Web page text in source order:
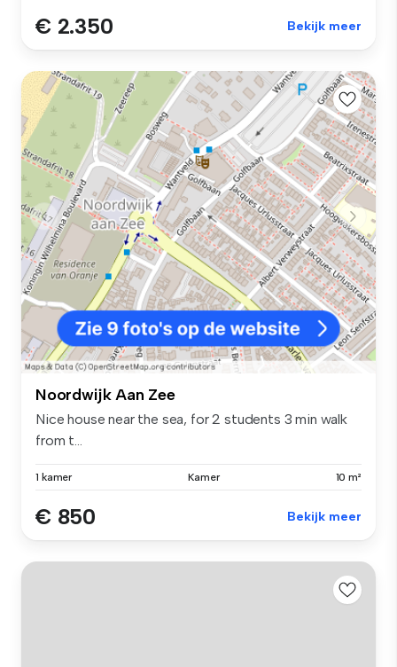
€ 2.350 Bekijk meer
Noordwijk Aan Zee
Nice house near the sea, for 2 students 3 min walk
from t...
1 kamer Kamer 10 m²
€ 850 Bekijk meer